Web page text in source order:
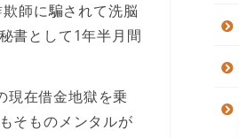
師に騙されて洗脳
書として1年半月間
現在借金地獄を乗
そものメンタルが